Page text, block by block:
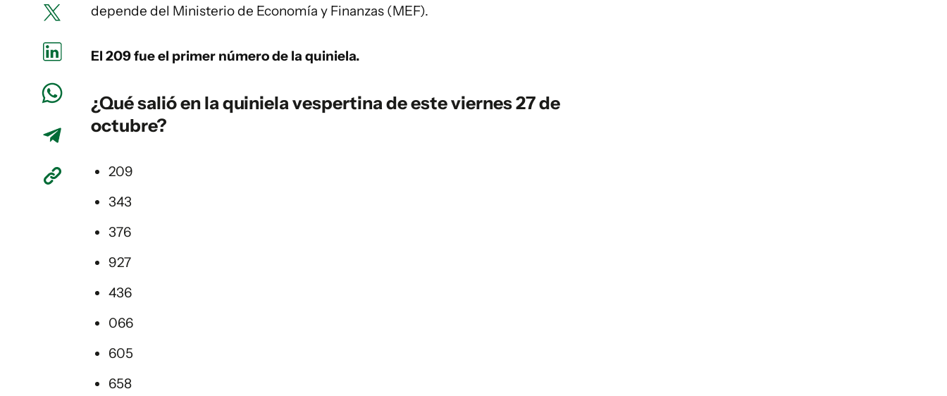
depende del Ministerio de Economía y Finanzas (MEF).
El 209fue el primer número de la quiniela.
¿Qué salió en la quiniela vespertina de este viernes 27 de
octubre?
209
343
376
927
436
066
605
658